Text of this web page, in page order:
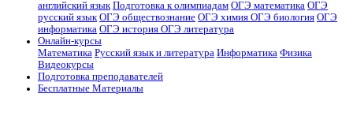
английский язык Подготовка к олимпиадам ОГЭ математика ОГЭ
русский язык ОГЭ обществознание ОГЭ химия ОГЭ биология ОГЭ
информатика ОГЭ история ОГЭ литература
Онлайн-курсы
Математика Русский язык и литература Информатика Физика
Видеокурсы
Подготовка преподавателей
Бесплатные Материалы